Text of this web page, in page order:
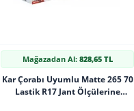
Mağazadan Al: 828,65 TL
Kar Çorabı Uyumlu Matte 265 70
Lastik R17 Jant Ölçülerine